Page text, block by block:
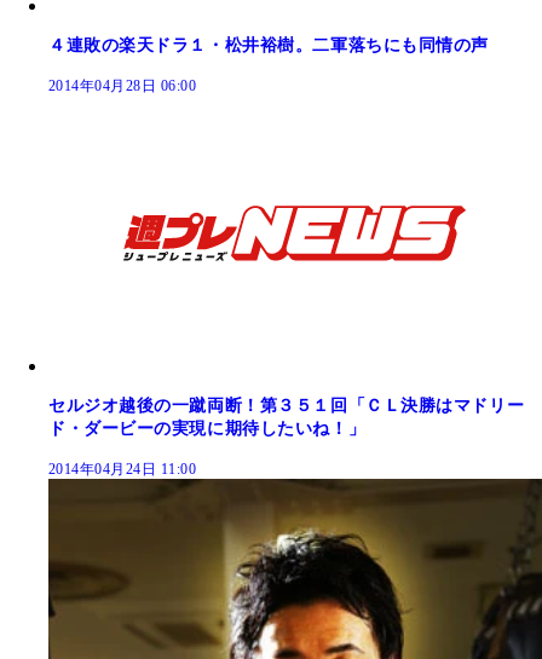
４連敗の楽天ドラ１・松井裕樹。二軍落ちにも同情の声
2014年04月28日 06:00
セルジオ越後の一蹴両断！第３５１回「ＣＬ決勝はマドリー
ド・ダービーの実現に期待したいね！」
2014年04月24日 11:00